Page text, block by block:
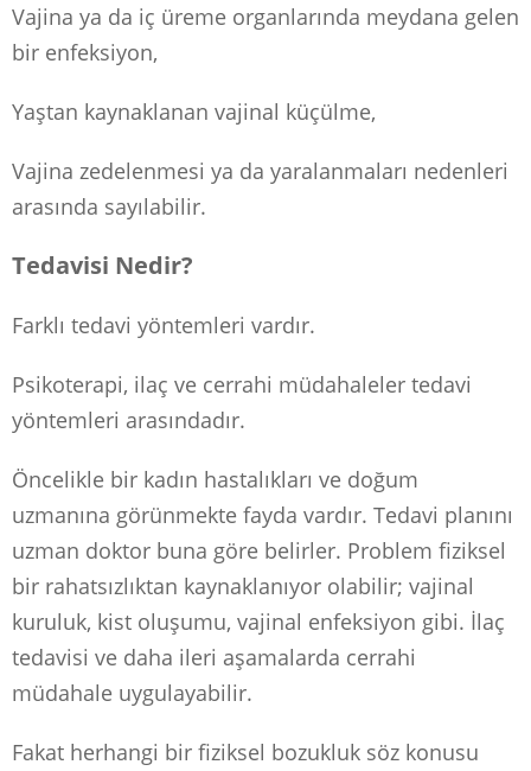
Vajina ya da iç üreme organlarında meydana gelen
bir enfeksiyon,
Yaştan kaynaklanan vajinal küçülme,
Vajina zedelenmesi ya da yaralanmaları nedenleri
arasında sayılabilir.
Tedavisi Nedir?
Farklı tedavi yöntemleri vardır.
Psikoterapi, ilaç ve cerrahi müdahaleler tedavi
yöntemleri arasındadır.
Öncelikle bir kadın hastalıkları ve doğum
uzmanına görünmekte fayda vardır. Tedavi planını
uzman doktor buna göre belirler. Problem fiziksel
bir rahatsızlıktan kaynaklanıyor olabilir; vajinal
kuruluk, kist oluşumu, vajinal enfeksiyon gibi. İlaç
tedavisi ve daha ileri aşamalarda cerrahi
müdahale uygulayabilir.
Fakat herhangi bir fiziksel bozukluk söz konusu